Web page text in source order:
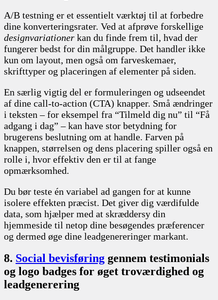
A/B testning er et essentielt værktøj til at forbedre
dine konverteringsrater. Ved at afprøve forskellige
designvariationer kan du finde frem til, hvad der
fungerer bedst for din målgruppe. Det handler ikke
kun om layout, men også om farveskemaer,
skrifttyper og placeringen af elementer på siden.
En særlig vigtig del er formuleringen og udseendet
af dine call-to-action (CTA) knapper. Små ændringer
i teksten – for eksempel fra “Tilmeld dig nu” til “Få
adgang i dag” – kan have stor betydning for
brugerens beslutning om at handle. Farven på
knappen, størrelsen og dens placering spiller også en
rolle i, hvor effektiv den er til at fange
opmærksomhed.
Du bør teste én variabel ad gangen for at kunne
isolere effekten præcist. Det giver dig værdifulde
data, som hjælper med at skræddersy din
hjemmeside til netop dine besøgendes præferencer
og dermed øge dine leadgenereringer markant.
8. Social bevisføring gennem testimonials
og logo badges for øget troværdighed og
leadgenerering